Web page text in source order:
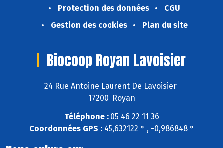
Protection des données
CGU
Gestion des cookies
Plan du site
Biocoop Royan Lavoisier
24 Rue Antoine Laurent De Lavoisier
17200 Royan
Téléphone :05 46 22 11 36
Coordonnées GPS :45,632122 ° , -0,986848 °